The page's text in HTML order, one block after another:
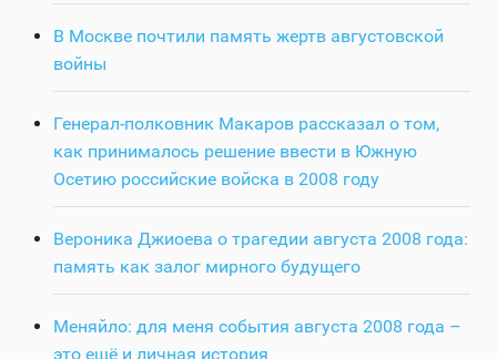
В Москве почтили память жертв августовской
войны
Генерал-полковник Макаров рассказал о том,
как принималось решение ввести в Южную
Осетию российские войска в 2008 году
Вероника Джиоева о трагедии августа 2008 года:
память как залог мирного будущего
Меняйло: для меня события августа 2008 года –
это ещё и личная история